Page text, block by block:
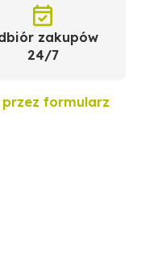
zakupów
24/7
formularz